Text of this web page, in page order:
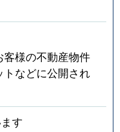
様の不動産物件
などに公開され
す